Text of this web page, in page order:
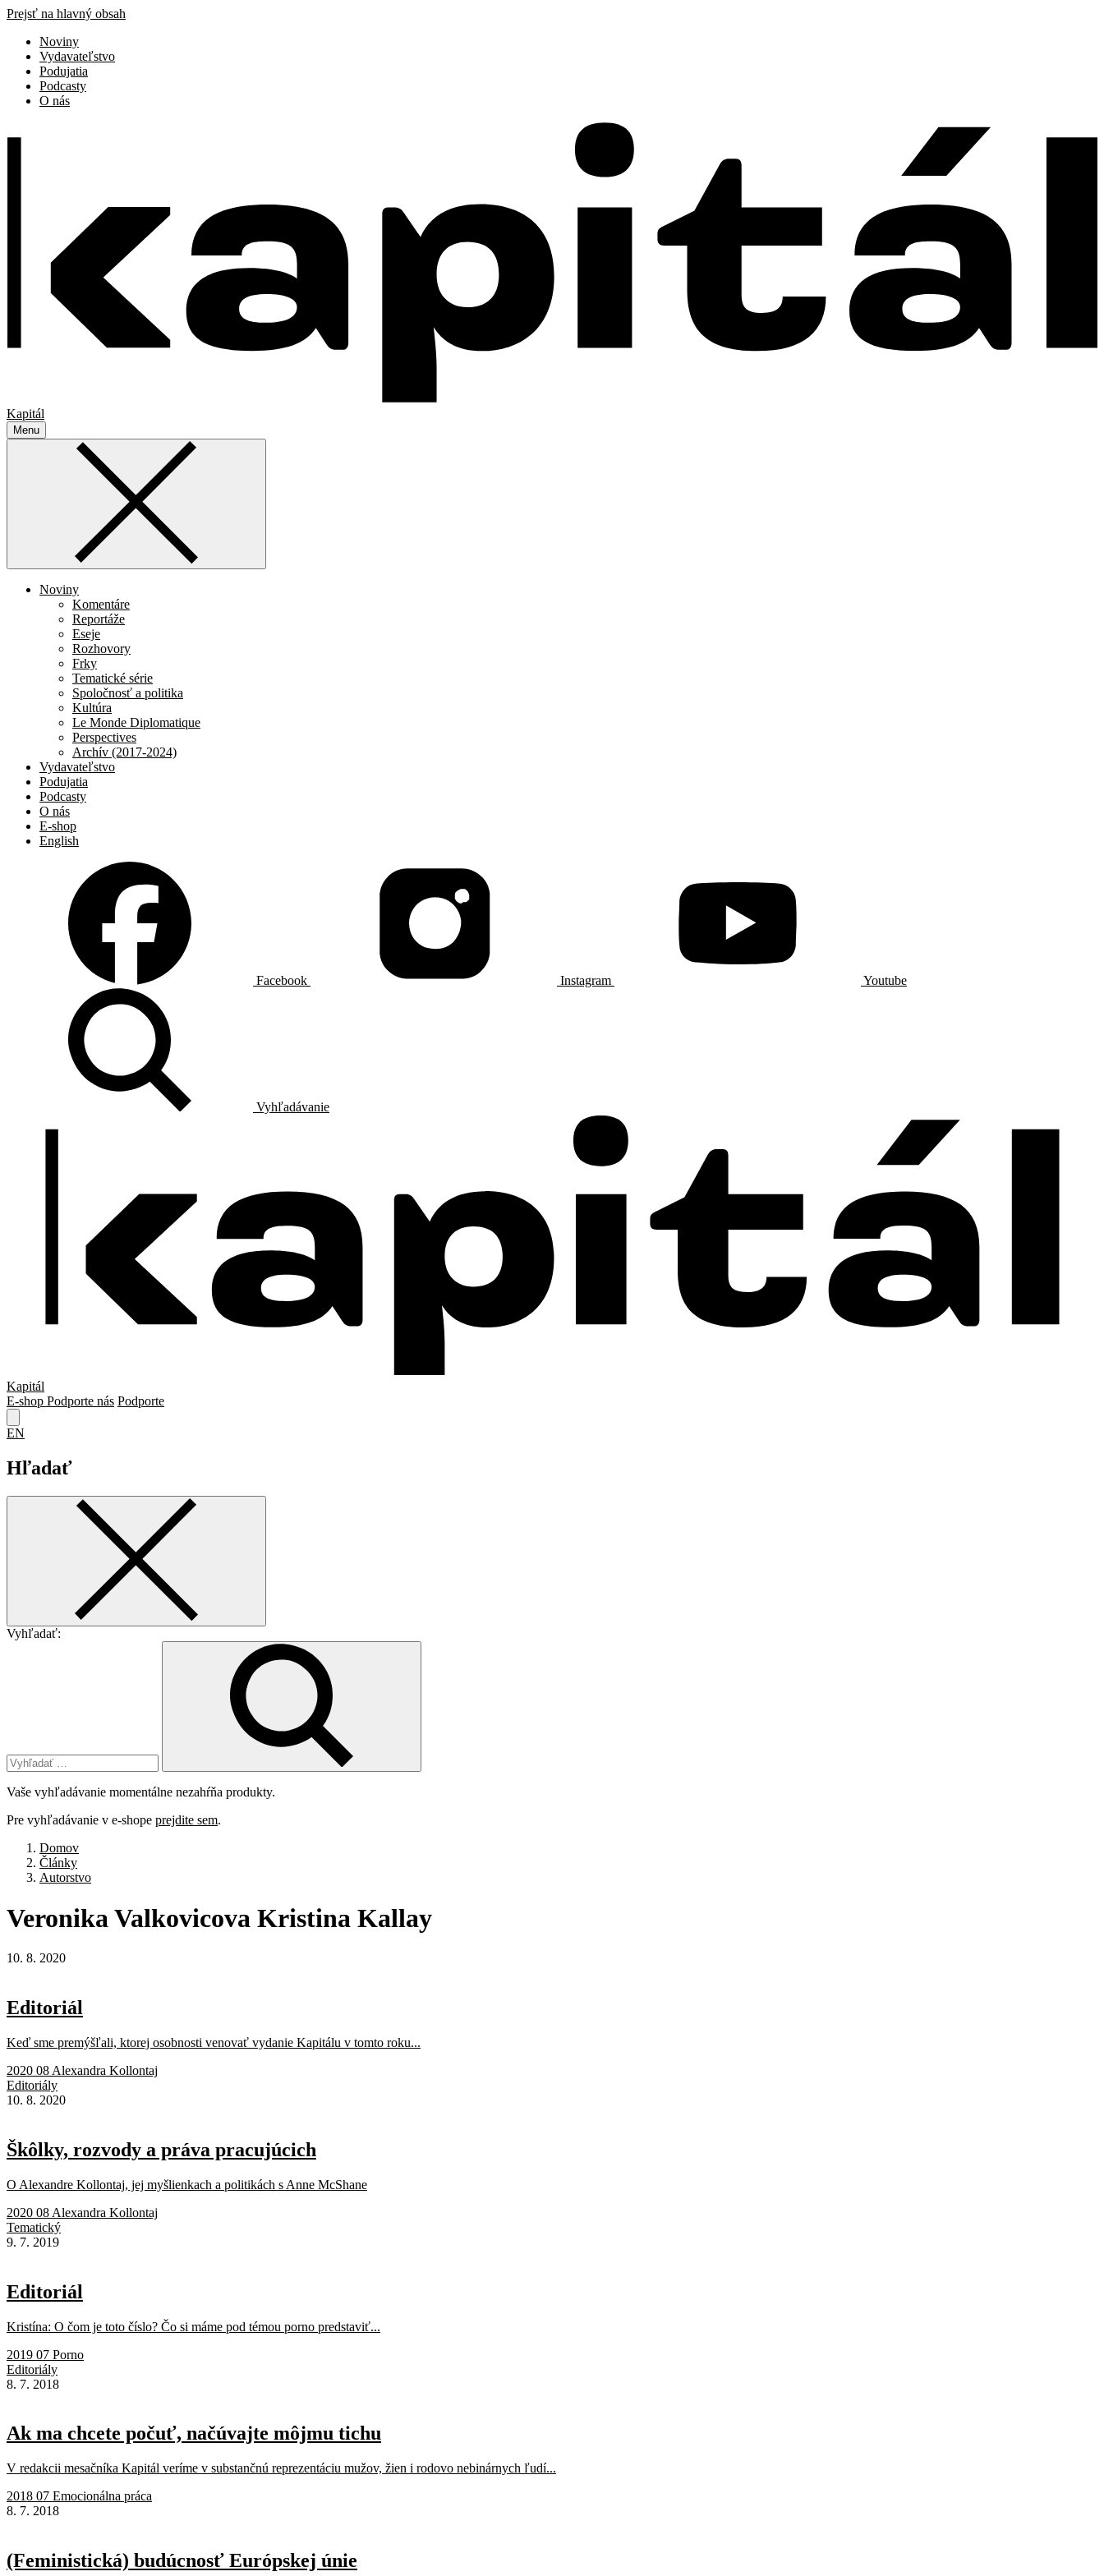
Prejsť na hlavný obsah
Noviny
Vydavateľstvo
Podujatia
Podcasty
O nás
Kapitál
Menu
Noviny
Komentáre
Reportáže
Eseje
Rozhovory
Frky
Tematické série
Spoločnosť a politika
Kultúra
Le Monde Diplomatique
Perspectives
Archív (2017-2024)
Vydavateľstvo
Podujatia
Podcasty
O nás
E-shop
English
Facebook Instagram Youtube
Vyhľadávanie
Kapitál
E-shop Podporte nás Podporte
EN
Hľadať
Vyhľadať:
Vaše vyhľadávanie momentálne nezahŕňa produkty.
Pre vyhľadávanie v e-shope prejdite sem.
Domov
Články
Autorstvo
Veronika Valkovicova Kristina Kallay
10. 8. 2020
Editoriál
Keď sme premýšľali, ktorej osobnosti venovať vydanie Kapitálu v tomto roku...
2020 08 Alexandra Kollontaj
Editoriály
10. 8. 2020
Škôlky, rozvody a práva pracujúcich
O Alexandre Kollontaj, jej myšlienkach a politikách s Anne McShane
2020 08 Alexandra Kollontaj
Tematický
9. 7. 2019
Editoriál
Kristína: O čom je toto číslo? Čo si máme pod témou porno predstaviť...
2019 07 Porno
Editoriály
8. 7. 2018
Ak ma chcete počuť, načúvajte môjmu tichu
V redakcii mesačníka Kapitál veríme v substančnú reprezentáciu mužov, žien i rodovo nebinárnych ľudí...
2018 07 Emocionálna práca
8. 7. 2018
(Feministická) budúcnosť Európskej únie